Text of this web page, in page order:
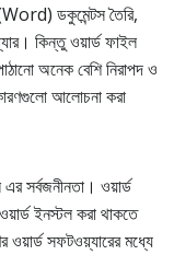
ডকুমেন্টস তৈরি,
কিন্তু ওয়ার্ড ফাইল
অনেক বেশি নিরাপদ ও
আলোচনা করা
সর্বজনীনতা। ওয়ার্ড
ইনস্টল করা থাকতে
সফটওয়্যারের মধ্যে